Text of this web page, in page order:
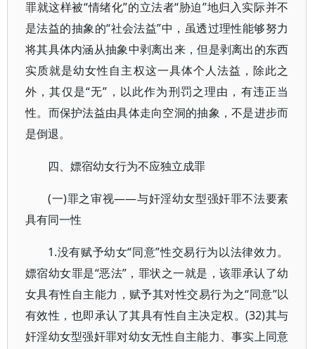
罪就这样被“情绪化”的立法者“胁迫”地归入实际并不
是法益的抽象的“社会法益”中，虽透过理性能够努力
将其具体内涵从抽象中剥离出来，但是剥离出的东西
实质就是幼女性自主权这一具体个人法益，除此之
外，其仅是“无”，以此作为刑罚之理由，有违正当
性。而保护法益由具体走向空洞的抽象，不是进步而
是倒退。
四、嫖宿幼女行为不应独立成罪
(一)罪之审视——与奸淫幼女型强奸罪不法要素
具有同一性
1.没有赋予幼女“同意”性交易行为以法律效力。
嫖宿幼女罪是“恶法”，罪状之一就是，该罪承认了幼
女具有性自主能力，赋予其对性交易行为之“同意”以
有效性，也即承认了其具有性自主决定权。(32)其与
奸淫幼女型强奸罪对幼女无性自主能力、事实上同意